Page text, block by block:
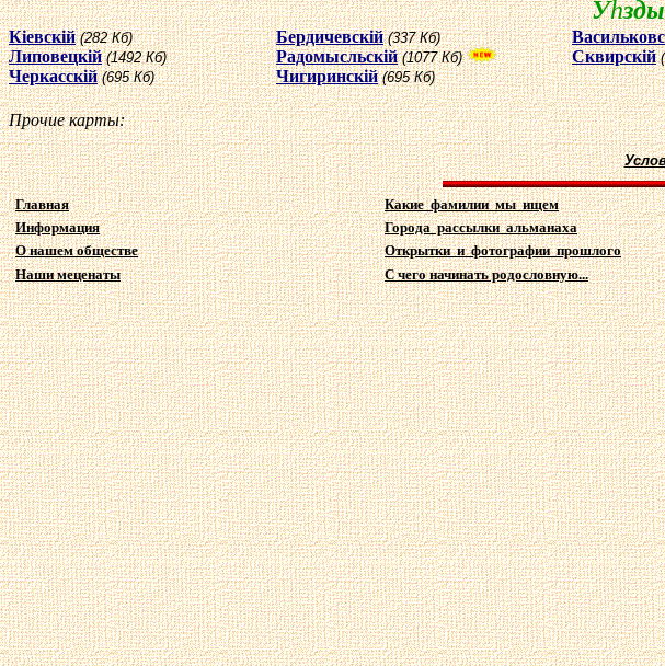
Уh
Кiевскiй (282 Кб) Бердичевскiй (337 Кб)
Липовецкiй (1492 Кб) Радомысльскiй (1077 Кб) Сквирскiй
Черкасскiй (695 Кб) Чигиринскiй (695 Кб)
Прочие карты:
Главная Какие фамилии мы ищем
Информация
Города рассылки альманаха
О нашем обществе
Открытки и фотографии прошлого
Наши меценаты
С чего начинать родословную...